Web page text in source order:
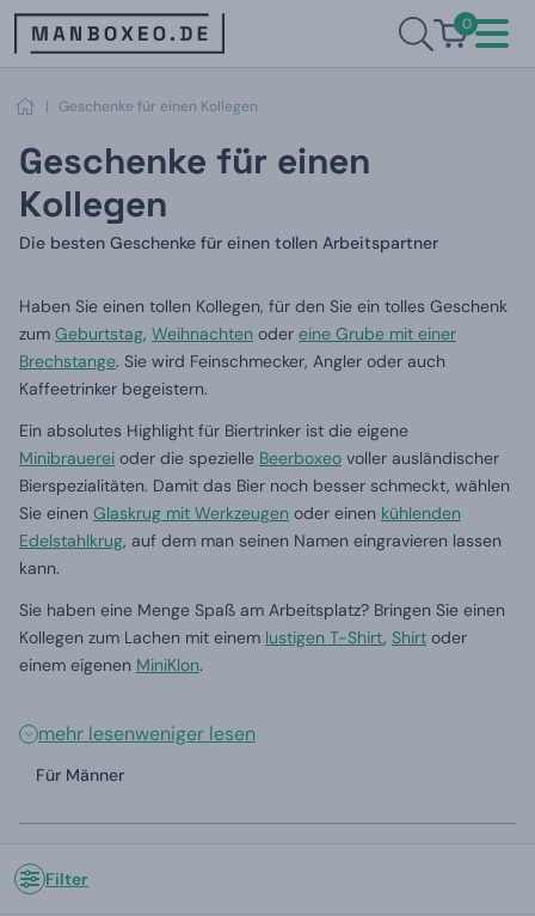
0
| Geschenke für einen Kollegen
Geschenke für einen
Kollegen
Die besten Geschenke für einen tollen Arbeitspartner
Haben Sie einen tollen Kollegen, für den Sie ein tolles Geschenk
zum Geburtstag, Weihnachten oder eine Grube mit einer
Brechstange. Sie wird Feinschmecker, Angler oder auch
Kaffeetrinker begeistern.
Ein absolutes Highlight für Biertrinker ist die eigene
Minibrauerei oder die spezielle Beerboxeo voller ausländischer
Bierspezialitäten. Damit das Bier noch besser schmeckt, wählen
Sie einen Glaskrug mit Werkzeugen oder einen kühlenden
Edelstahlkrug, auf dem man seinen Namen eingravieren lassen
kann.
Sie haben eine Menge Spaß am Arbeitsplatz? Bringen Sie einen
Kollegen zum Lachen mit einem lustigen T-Shirt, Shirt oder
einem eigenen MiniKlon.
mehr lesenweniger lesen
Für Männer
Filter